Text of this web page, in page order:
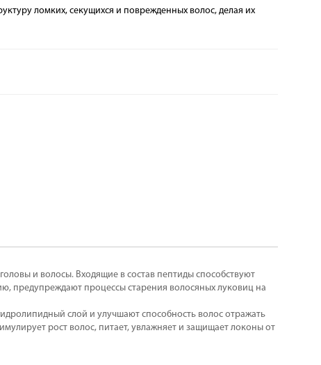
ломких, секущихся и поврежденных волос, делая их
и волосы. Входящие в состав пептиды способствуют
процессы старения волосяных луковиц на
слой и улучшают способность волос отражать
рост волос, питает, увлажняет и защищает локоны от